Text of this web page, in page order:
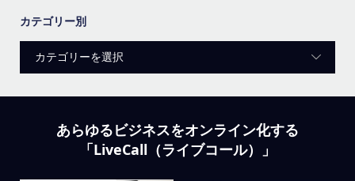
カテゴリー別
あらゆるビジネスをオンライン化する
「LiveCall（ライブコール）」